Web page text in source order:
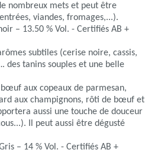
nombreux mets et peut être
viandes, fromages,...).
– 13.50 % Vol. - Certifiés AB +
subtiles (cerise noire, cassis,
tanins souples et une belle
aux copeaux de parmesan,
aux champignons, rôti de bœuf et
aussi une touche de douceur
Il peut aussi être dégusté
– 14 % Vol. - Certifiés AB +